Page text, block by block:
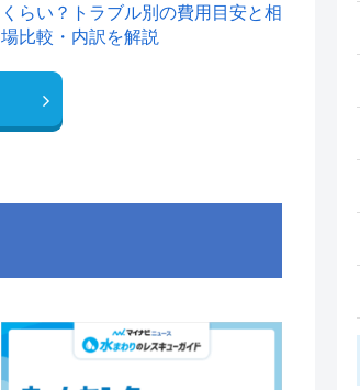
くらい？トラブル別の費用目安と相
場比較・内訳を解説